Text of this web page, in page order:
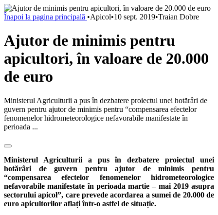
Înapoi la pagina principală •Apicol•10 sept. 2019•Traian Dobre
Ajutor de minimis pentru
apicultori, în valoare de 20.000
de euro
Ministerul Agriculturii a pus în dezbatere proiectul unei hotărâri de
guvern pentru ajutor de minimis pentru “compensarea efectelor
fenomenelor hidrometeorologice nefavorabile manifestate în
perioada ...
Ministerul Agriculturii a pus în dezbatere proiectul unei
hotărâri de guvern pentru ajutor de minimis pentru
“compensarea efectelor fenomenelor hidrometeorologice
nefavorabile manifestate în perioada martie – mai 2019 asupra
sectorului apicol”, care prevede acordarea a sumei de 20.000 de
euro apicultorilor aflați într-o astfel de situație.